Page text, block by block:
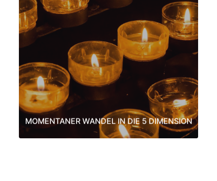
MOMENTANER WANDEL IN DIE 5 DIMENSION
Weiterführende Tagesseminare zu Freiheit des Selbst
Momentaner Wandel in die 5 Dimension – weiterführender Kurs
Wir erleben gleichzeitig viele Dimensionen. Momentan werden
sich viele von uns dieser zeitlosen Wahrheit bewusst.
LEARN MORE